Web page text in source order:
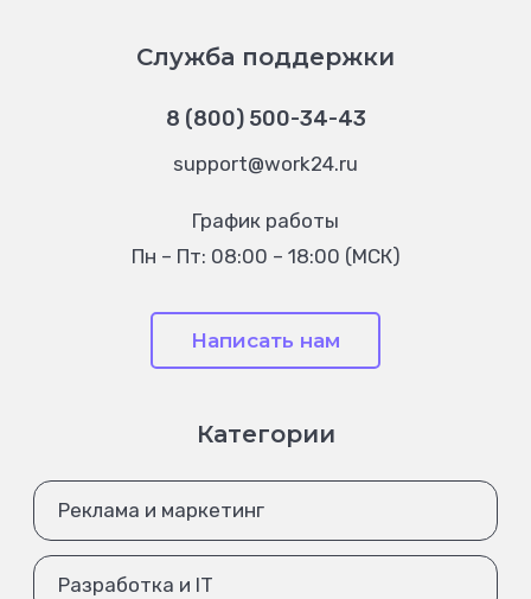
Служба поддержки
8 (800) 500-34-43
support@work24.ru
График работы
Пн – Пт: 08:00 – 18:00 (МСК)
Написать нам
Категории
Реклама и маркетинг
Разработка и IT